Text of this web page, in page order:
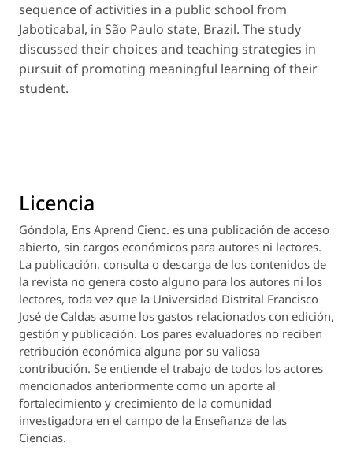
sequence of activities in a public school from
Jaboticabal, in São Paulo state, Brazil. The study
discussed their choices and teaching strategies in
pursuit of promoting meaningful learning of their
student.
Licencia
Góndola, Ens Aprend Cienc. es una publicación de acceso
abierto, sin cargos económicos para autores ni lectores.
La publicación, consulta o descarga de los contenidos de
la revista no genera costo alguno para los autores ni los
lectores, toda vez que la Universidad Distrital Francisco
José de Caldas asume los gastos relacionados con edición,
gestión y publicación. Los pares evaluadores no reciben
retribución económica alguna por su valiosa
contribución. Se entiende el trabajo de todos los actores
mencionados anteriormente como un aporte al
fortalecimiento y crecimiento de la comunidad
investigadora en el campo de la Enseñanza de las
Ciencias.